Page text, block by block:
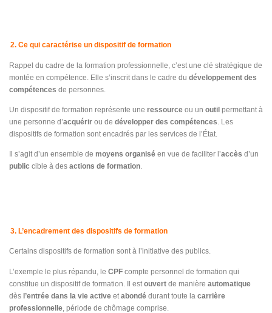
2. Ce qui caractérise un dispositif de formation
Rappel du cadre de la formation professionnelle, c’est une clé stratégique de
montée en compétence. Elle s’inscrit dans le cadre du développement des
compétences de personnes.
Un dispositif de formation représente une ressource ou un outil permettant à
une personne d’acquérir ou de développer des compétences. Les
dispositifs de formation sont encadrés par les services de l’État.
Il s’agit d’un ensemble de moyens organisé en vue de faciliter l’accès d’un
public cible à des actions de formation.
3. L’encadrement des dispositifs de formation
Certains dispositifs de formation sont à l’initiative des publics.
L’exemple le plus répandu, le CPF compte personnel de formation qui
constitue un dispositif de formation. Il est ouvert de manière automatique
dès l’entrée dans la vie active et abondé durant toute la carrière
professionnelle , période de chômage comprise.